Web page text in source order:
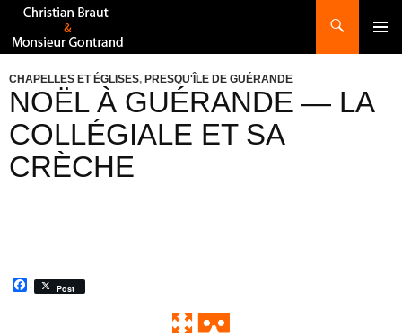
Recherche
AU
CHAPELLES ET ÉGLISES, PRESQU'ÎLE DE GUÉRANDE
NOËL À GUÉRANDE — LA
COLLÉGIALE ET SA
CRÈCHE
F
a
Post